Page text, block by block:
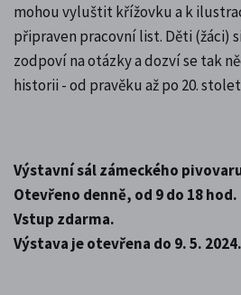
mohou vyluštit křížovku a k
připraven pracovní list. Děti (žáci)
zodpoví na otázky a dozví se tak
historii - od pravěku až po 20.
Výstavní sál zámeckého
Otevřeno denně, od 9 do 18 hod.
Vstup zdarma.
Výstava je otevřena do 9. 5. 2024.